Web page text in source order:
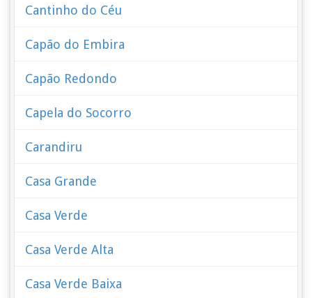
Cantinho do Céu
Capão do Embira
Capão Redondo
Capela do Socorro
Carandiru
Casa Grande
Casa Verde
Casa Verde Alta
Casa Verde Baixa